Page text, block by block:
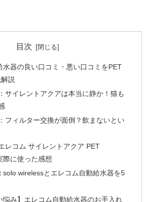
目次
水器の良い口コミ・悪い口コミをPET
説
サイレントアクアは本当に静か！猫も
フィルター交換が面倒？飲まないとい
レコム サイレントアクア PET
際に使った感想
solo wirelessとエレコム自動給水器を5
悩み】エレコム自動給水器のお手入れ